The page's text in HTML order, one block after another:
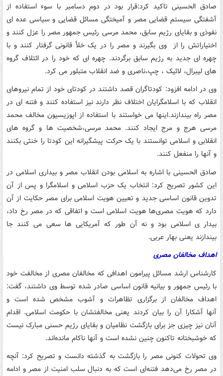
صادق الحسینی تاکید کرد:قرار بود در دوم دسامبر با سوء استفاده از
آشفتگی سیستم قضایی مصر و آمیختگی مسائل قضایی و سیاسی عده ای
نفوذی و بقایای رژیم سابق، محمد مرسی رئیس جمهور مصر را عزل کنند و
اختیاراتش را از وی بگیرند و مصر را در یک خلأ قانونی گرفتار کنند و با
چهره ای جدید به رژیم سابق برگردند. چهره ای که خود را در ائتلاف گروه
های لیبرال، لائیک ، چپ،ناصری و ضد انقلاب متبلور می کرد.
وی در ادامه افزود: کودتاگران قصد داشتند در کودتای خود از تمام نیروهای
انقلاب که با اسلامگرایان اختلاف نظر دارند نیز استفاده کنند و فتنه ای در
مصر راه بیندازند.اینها می خواستند با استفاده از اپوزیسیون مخالف محمد
مرسی هرج و مرج ایجاد کنند. محمد مرسی،شخصیت ها و گروه های
انقلابی و اسلامی توانستند با یک حرکت پیشگیرانه این کودتا را خنثی بکنند
و آنها را منفعل کنند.
صادق الحسینی با اشاره به اسلامی بودن انقلاب مصر و بیداری اسلامی در
این کشور تصریح کرد: انتخاب یک حزب اسلامی و اسلامگرا و پس از آن
تدوین قانون اساسی جدید و تعیین هویت اسلامی برای مصر حکایت از آن
دارد که هویت مصری‌ها هویت اسلامی است و اتفاقی که در مصر رخ داد،
بیدار ی اسلامی بود و نه آن طور که آمریکایی ها سعی می کنند جا
بیندازند یعنی بهار عربی.
اهداف مخالفان مصری
کارشناس ارشد مسائل پیرامون اهدافی که مخالفان مصری از مخالفت خود
با رئیس جمهور و بیانیه قانون اساسی صادر شده توسط وی داشتند، گفت:
اهداف مخالفان از برگزاری تظاهرات و آشوب مشخص شده است و
آنها آشکارا آن را بیان کردند یعنی مخالفتشان با حکومت اسلامی. اقدام
آنان نیز چیزی جز برای بازگشت نظامیان و بقایای رژیم حسنی مبارک نیست
که خوشبختانه تاکنون چنین نشده است و آنها ناکام مانده‌اند.
وی تحولات کنونی مصر را بازگشت به گذشته دانست و تصریح کرد: آنچه
در مصر رخ می‌دهد فتنه‌ای است که به دنبال سلب امنیت از مصر و ادامه